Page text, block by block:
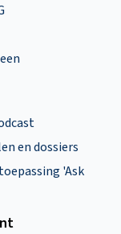
en dossiers
'Ask